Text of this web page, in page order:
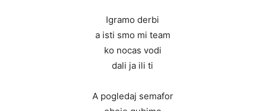
Igramo derbi
a isti smo mi team
ko nocas vodi
dali ja ili ti
A pogledaj semafor